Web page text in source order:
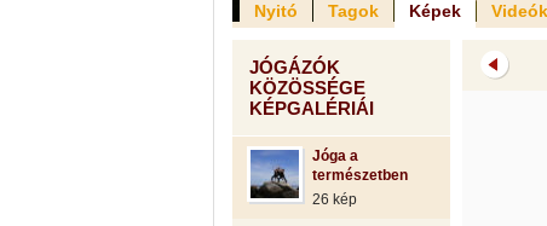
Nyitó Tagok Képek Videók
JÓGÁZÓK
KÖZÖSSÉGE
KÉPGALÉRIÁI
Jóga a
természetben
26 kép